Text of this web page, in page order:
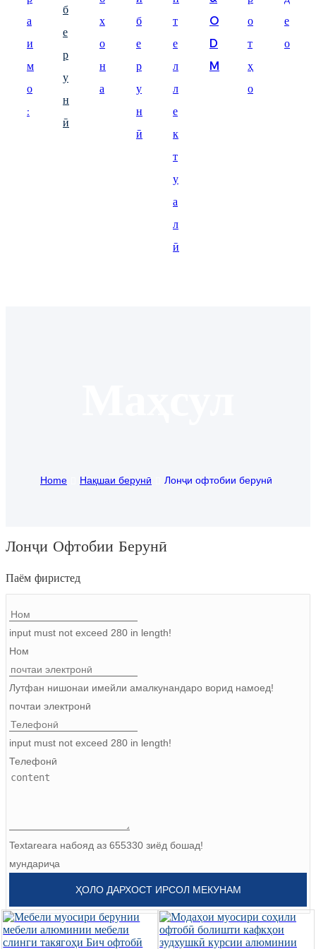
lietuvių
svenska
Shona
Zulu
ქართველი
Xhosa
Hausa
а
и
м
о
:
б
е
р
у
н
ӣ
х
о
н
а
б
е
р
у
н
ӣ
т
е
л
л
е
к
т
у
а
л
ӣ
O
D
M
о
т
ҳ
о
е
о
Home Нақшаи берунӣ Лонҷи офтобии берунӣ
Лонҷи Офтобии Берунӣ
Паём фиристед
input must not exceed 280 in length!
Ном
Лутфан нишонаи имейли амалкунандаро ворид намоед!
почтаи электронӣ
input must not exceed 280 in length!
Телефонӣ
Textareara набояд аз 655330 зиёд бошад!
мундариҷа
ҲОЛО ДАРХОСТ ИРСОЛ МЕКУНАМ